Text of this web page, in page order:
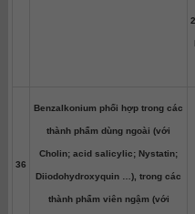
36
Benzalkonium phối hợp trong các
thành phẩm dùng ngoài (với
Cholin; acid salicylic; Nystatin;
Diiodohydroxyquin …), trong các
thành phẩm viên ngậm (với